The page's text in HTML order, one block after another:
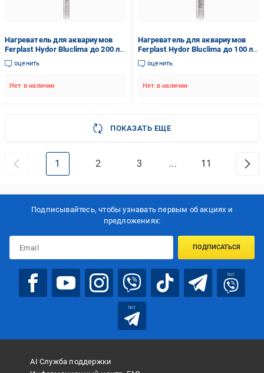
Нагреватель для аквариумов
Ferplast Hydor Bluclima до 200 л
150 Вт (66315017)
оценить
Нет в наличии
Нагреватель для аквариумов
Ferplast Hydor Bluclima до 100 л
75 Вт (66308017)
оценить
Нет в наличии
ПОКАЗАТЬ ЕЩЕ
1 2 3 ... 11
Подписывайтесь, чтобы узнавать первым об акцияx и
предложениях:
ПОДПИСАТЬСЯ
bot
bot
AI Служба поддержки